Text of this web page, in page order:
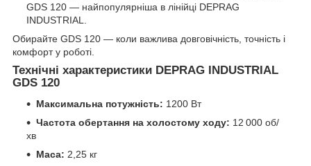
GDS 120 — найпопулярніша в лінійці DEPRAG
INDUSTRIAL.
Обирайте GDS 120 — коли важлива довговічність, точність і
комфорт у роботі.
Технічні характеристики DEPRAG INDUSTRIAL
GDS 120
Максимальна потужність: 1200 Вт
Частота обертання на холостому ходу: 12 000 об/
хв
Маса: 2,25 кг